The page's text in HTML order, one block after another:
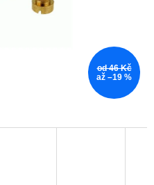
od 46 Kč
až –19 %